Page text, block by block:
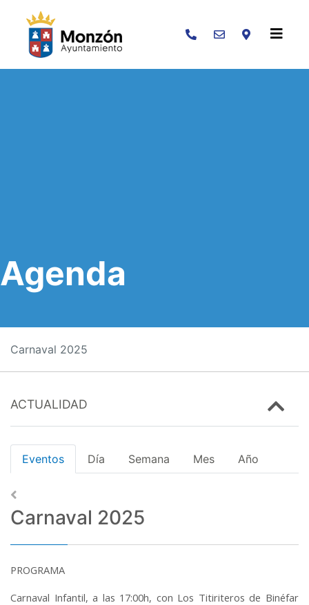
Buscar
Agenda
Carnaval 2025
ACTUALIDAD
Eventos Día Semana Mes Año
Carnaval 2025
PROGRAMA
Carnaval Infantil, a las 17:00h, con Los Titiriteros de Binéfar